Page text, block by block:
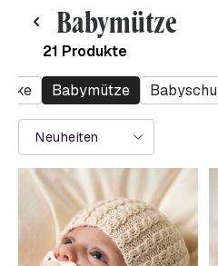
Babymütze
21 Produkte
Babymütze
Neuheiten